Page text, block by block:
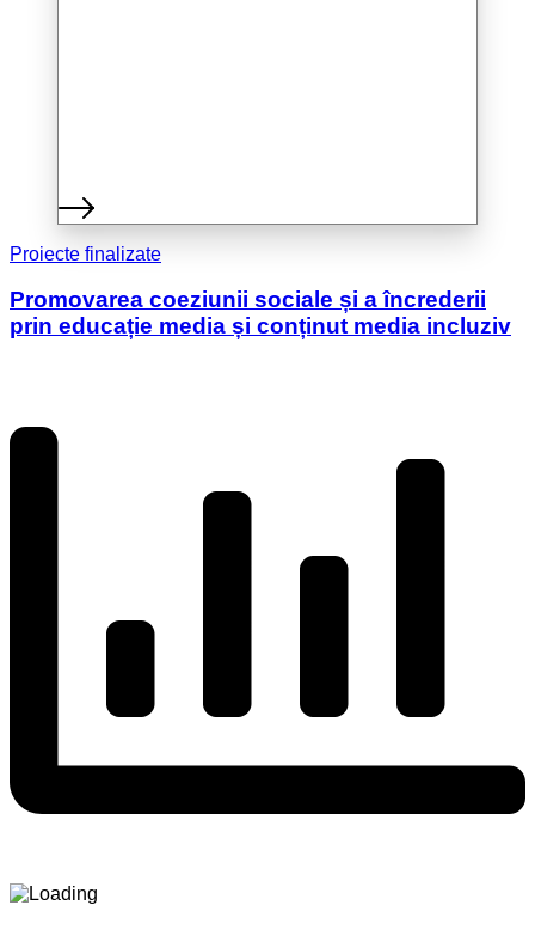
Proiecte finalizate
Promovarea coeziunii sociale și a încrederii
prin educație media și conținut media incluziv